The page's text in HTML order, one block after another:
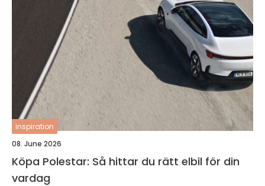
inspiration
08. June 2026
Köpa Polestar: Så hittar du rätt elbil för din
vardag